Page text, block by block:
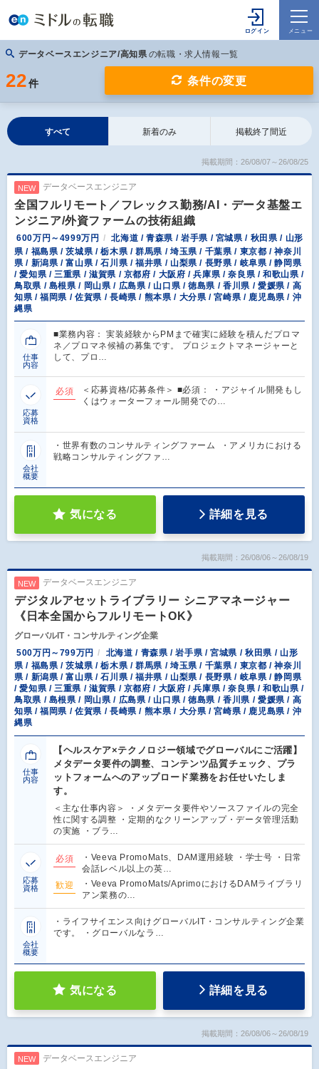
データベースエンジニア/高知県 の転職・求人情報一覧
22 件 条件の変更
すべて 新着のみ 掲載終了間近
掲載期間：26/08/07～26/08/25
NEW データベースエンジニア
全国フルリモート／フレックス勤務/AI・データ基盤エ
ンジニア/外資ファームの技術組織
600万円～4999万円
北海道 / 青森県 / 岩手県 / 宮城県 / 秋田県 / 山形
県 / 福島県 / 茨城県 / 栃木県 / 群馬県 / 埼玉県 / 千葉県 / 東京都 / 神奈川
県 / 新潟県 / 富山県 / 石川県 / 福井県 / 山梨県 / 長野県 / 岐阜県 / 静岡県
/ 愛知県 / 三重県 / 滋賀県 / 京都府 / 大阪府 / 兵庫県 / 奈良県 / 和歌山県 /
鳥取県 / 島根県 / 岡山県 / 広島県 / 山口県 / 徳島県 / 香川県 / 愛媛県 / 高
知県 / 福岡県 / 佐賀県 / 長崎県 / 熊本県 / 大分県 / 宮崎県 / 鹿児島県 / 沖
縄県
仕事
内容
■業務内容： 実装経験からPMまで確実に経験を積んだプロマ
ネ／プロマネ候補の募集です。 プロジェクトマネージャーと
して、プロ…
応募
資格
必須
＜応募資格/応募条件＞ ■必須： ・アジャイル開発もし
くはウォーターフォール開発での…
会社
概要
・世界有数のコンサルティングファーム ・アメリカにおける
戦略コンサルティングファ…
気になる 詳細を見る
掲載期間：26/08/06～26/08/19
NEW データベースエンジニア
デジタルアセットライブラリー シニアマネージャー
《日本全国からフルリモートOK》
グローバルIT・コンサルティング企業
500万円～799万円
北海道 / 青森県 / 岩手県 / 宮城県 / 秋田県 / 山形
県 / 福島県 / 茨城県 / 栃木県 / 群馬県 / 埼玉県 / 千葉県 / 東京都 / 神奈川
県 / 新潟県 / 富山県 / 石川県 / 福井県 / 山梨県 / 長野県 / 岐阜県 / 静岡県
/ 愛知県 / 三重県 / 滋賀県 / 京都府 / 大阪府 / 兵庫県 / 奈良県 / 和歌山県 /
鳥取県 / 島根県 / 岡山県 / 広島県 / 山口県 / 徳島県 / 香川県 / 愛媛県 / 高
知県 / 福岡県 / 佐賀県 / 長崎県 / 熊本県 / 大分県 / 宮崎県 / 鹿児島県 / 沖
縄県
仕事
内容
【ヘルスケア×テクノロジー領域でグローバルにご活躍】
メタデータ要件の調整、コンテンツ品質チェック、プラ
ットフォームへのアップロード業務をお任せいたしま
す。
＜主な仕事内容＞ ・メタデータ要件やソースファイルの完全
性に関する調整 ・定期的なクリーンアップ・データ管理活動
の実施 ・ブラ…
応募
資格
必須
・Veeva PromoMats、DAM運用経験 ・学士号 ・日常
会話レベル以上の英…
歓迎
・Veeva PromoMats/AprimoにおけるDAMライブラリ
アン業務の…
会社
概要
・ライフサイエンス向けグローバルIT・コンサルティング企業
です。 ・グローバルなラ…
気になる 詳細を見る
掲載期間：26/08/06～26/08/19
NEW データベースエンジニア